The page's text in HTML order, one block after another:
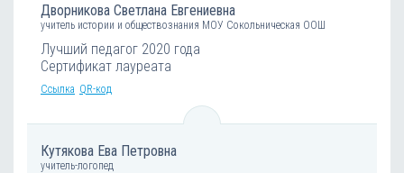
Дворникова Светлана Евгениевна
учитель истории и обществознания МОУ Сокольническая ООШ
Лучший педагог 2020 года
Сертификат лауреата
Ссылка QR-код
Кутякова Ева Петровна
учитель-логопед